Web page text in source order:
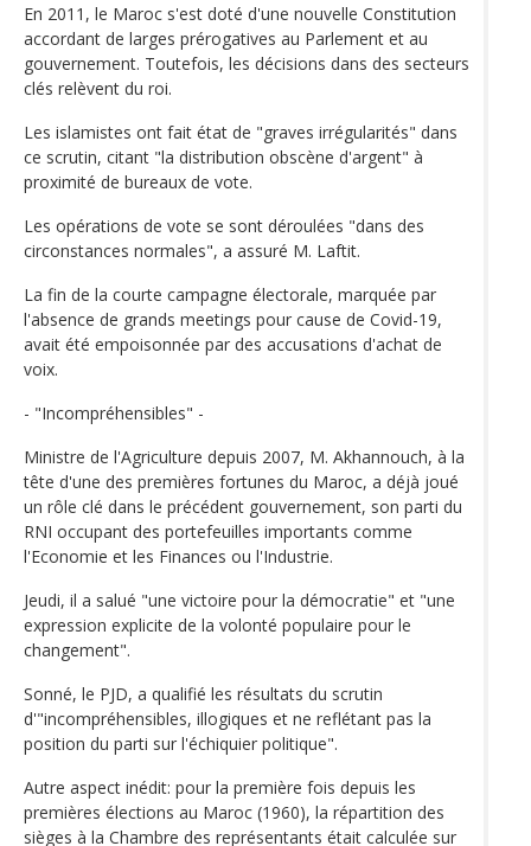
En 2011, le Maroc s'est doté d'une nouvelle Constitution
accordant de larges prérogatives au Parlement et au
gouvernement. Toutefois, les décisions dans des secteurs
clés relèvent du roi.
Les islamistes ont fait état de "graves irrégularités" dans
ce scrutin, citant "la distribution obscène d'argent" à
proximité de bureaux de vote.
Les opérations de vote se sont déroulées "dans des
circonstances normales", a assuré M. Laftit.
La fin de la courte campagne électorale, marquée par
l'absence de grands meetings pour cause de Covid-19,
avait été empoisonnée par des accusations d'achat de
voix.
- "Incompréhensibles" -
Ministre de l'Agriculture depuis 2007, M. Akhannouch, à la
tête d'une des premières fortunes du Maroc, a déjà joué
un rôle clé dans le précédent gouvernement, son parti du
RNI occupant des portefeuilles importants comme
l'Economie et les Finances ou l'Industrie.
Jeudi, il a salué "une victoire pour la démocratie" et "une
expression explicite de la volonté populaire pour le
changement".
Sonné, le PJD, a qualifié les résultats du scrutin
d'"incompréhensibles, illogiques et ne reflétant pas la
position du parti sur l'échiquier politique".
Autre aspect inédit: pour la première fois depuis les
premières élections au Maroc (1960), la répartition des
sièges à la Chambre des représentants était calculée sur